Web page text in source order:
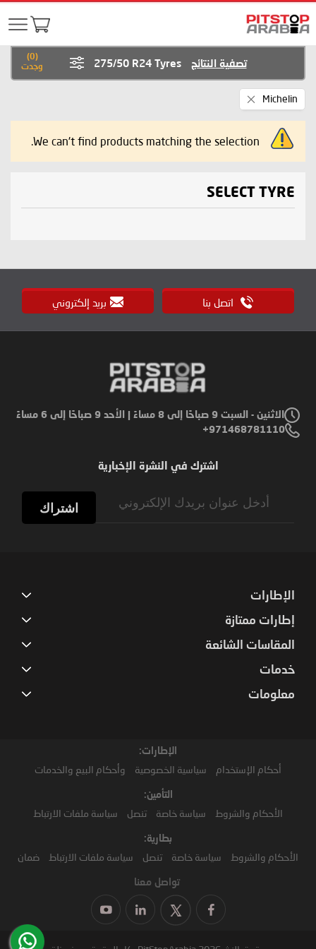
(
0
)
وجدت
تصفية النتائج 275/50 R24 Tyres
Michelin
This
We can't find products matching the selection.
SELECT TYRE
اتصل بنا بريد إلكتروني
الاثنين - السبت 9 صباحًا إلى 8 مساءً | الأحد 9 صباحًا إلى 6 مساءً
971468781110+
اشترك في النشرة الإخبارية
اشتراك
الإطارات
إطارات ممتازة
المقاسات الشائعة
خدمات
معلومات
الإطارات:
أحكام الإستخدام سياسية الخصوصية وأحكام البيع والخدمات
التأمين:
الأحكام والشروط سياسة خاصة تنصل سياسة ملفات الارتباط
بطارية:
الأحكام والشروط سياسة خاصة تنصل سياسة ملفات الارتباط ضمان
تواصل معنا